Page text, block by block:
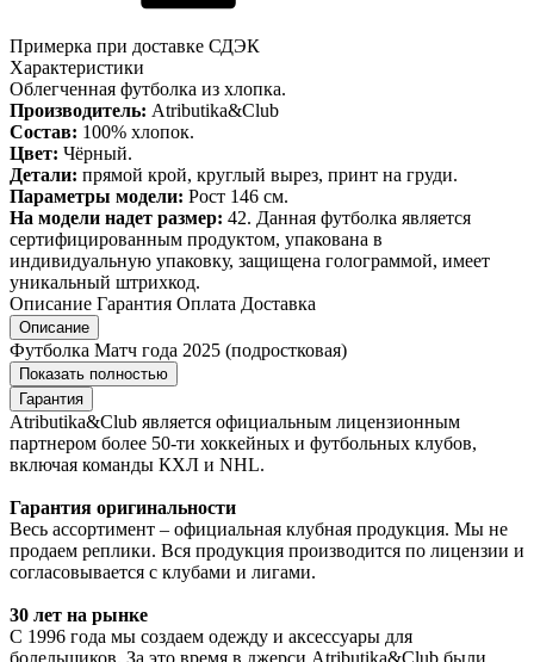
Примерка при доставке СДЭК
Характеристики
Облегченная футболка из хлопка.
Производитель: Atributika&Club
Состав: 100% хлопок.
Цвет: Чёрный.
Детали: прямой крой, круглый вырез, принт на груди.
Параметры модели: Рост 146 см.
На модели надет размер: 42. Данная футболка является
сертифицированным продуктом, упакована в
индивидуальную упаковку, защищена голограммой, имеет
уникальный штрихкод.
Описание Гарантия Оплата Доставка
Описание
Футболка Матч года 2025 (подростковая)
Показать полностью
Гарантия
Atributika&Club является официальным лицензионным
партнером более 50-ти хоккейных и футбольных клубов,
включая команды КХЛ и NHL.
Гарантия оригинальности
Весь ассортимент – официальная клубная продукция. Мы не
продаем реплики. Вся продукция производится по лицензии и
согласовывается с клубами и лигами.
30 лет на рынке
С 1996 года мы создаем одежду и аксессуары для
болельщиков. За это время в джерси Atributika&Club были